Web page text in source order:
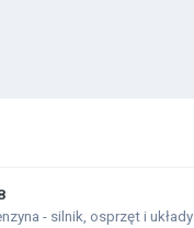
- silnik, osprzęt i układy